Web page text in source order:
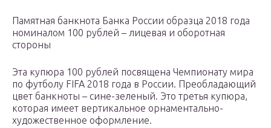
Памятная банкнота Банка России образца 2018 года
номиналом 100 рублей – лицевая и оборотная
стороны
Эта купюра 100 рублей посвящена Чемпионату мира
по футболу FIFA 2018 года в России. Преобладающий
цвет банкноты – сине-зеленый. Это третья купюра,
которая имеет вертикальное орнаментально-
художественное оформление.